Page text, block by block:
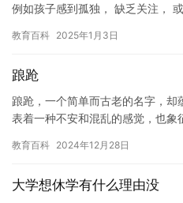
例如孩子感到孤独， 缺乏关注，
教育百科 2025年1月3日
踉跄
踉跄，一个简单而古老的名字，
表着一种不安和混乱的感觉，也象
古…
教育百科 2024年12月28日
大学想休学有什么理由没